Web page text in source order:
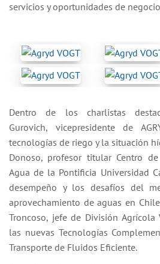
servicios y oportunidades de
Dentro de los charlistas
Gurovich, vicepresidente de
tecnologías de riego y la situación
Donoso, profesor titular Centro
Agua de la Pontificia Universidad
desempeño y los desafíos del
aprovechamiento de aguas en
Troncoso, jefe de División Agrícola
las nuevas Tecnologías
Transporte de Fluidos Eficiente.